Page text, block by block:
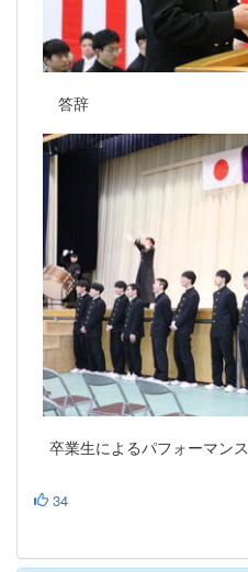
答辞
卒業生によるパフォーマンス
34